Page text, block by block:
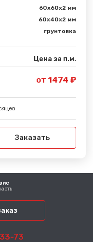
60х60х2 мм
60х40х2 мм
грунтовка
Цена за п.м.
от 1474 ₽
Заказать
73